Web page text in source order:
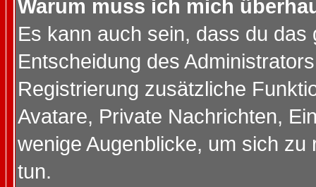
Warum muss ich mich
Es kann auch sein, dass du
Entscheidung des
Registrierung zusätzliche
Avatare, Private Nachrichten,
wenige Augenblicke, um sich
tun.